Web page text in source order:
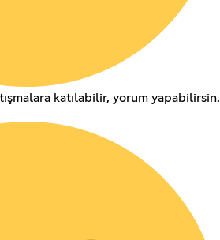
katılabilir, yorum yapabilirsin.